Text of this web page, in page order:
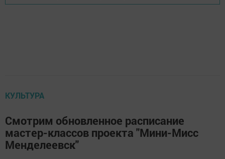
КУЛЬТУРА
Смотрим обновленное расписание
мастер-классов проекта "Мини-Мисс
Менделеевск"